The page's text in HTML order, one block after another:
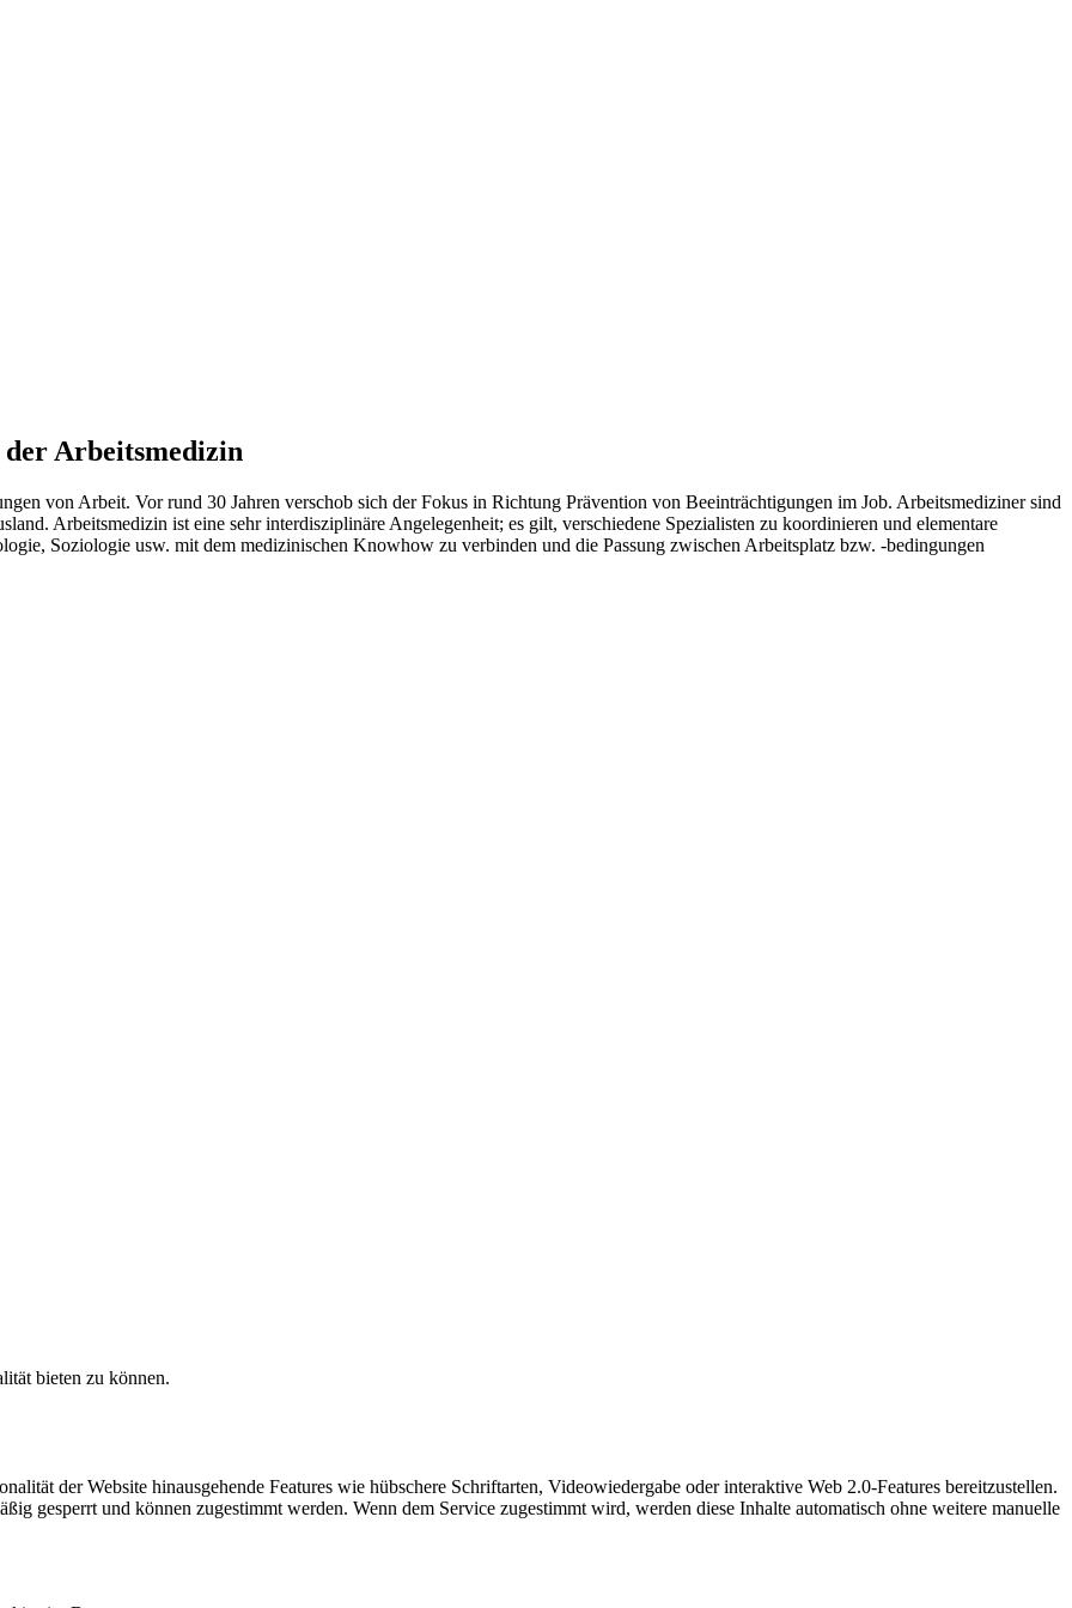
Arbeitsmedizin
von Arbeit. Vor rund 30 Jahren verschob sich der Fokus in Richtung Prävention von Beeinträchtigungen im Job. Arbeitsmediziner sind
Arbeitsmedizin ist eine sehr interdisziplinäre Angelegenheit; es gilt, verschiedene Spezialisten zu koordinieren und elementare
Soziologie usw. mit dem medizinischen Knowhow zu verbinden und die Passung zwischen Arbeitsplatz bzw. -bedingungen
bieten zu können.
der Website hinausgehende Features wie hübschere Schriftarten, Videowiedergabe oder interaktive Web 2.0-Features bereitzustellen.
gesperrt und können zugestimmt werden. Wenn dem Service zugestimmt wird, werden diese Inhalte automatisch ohne weitere manuelle